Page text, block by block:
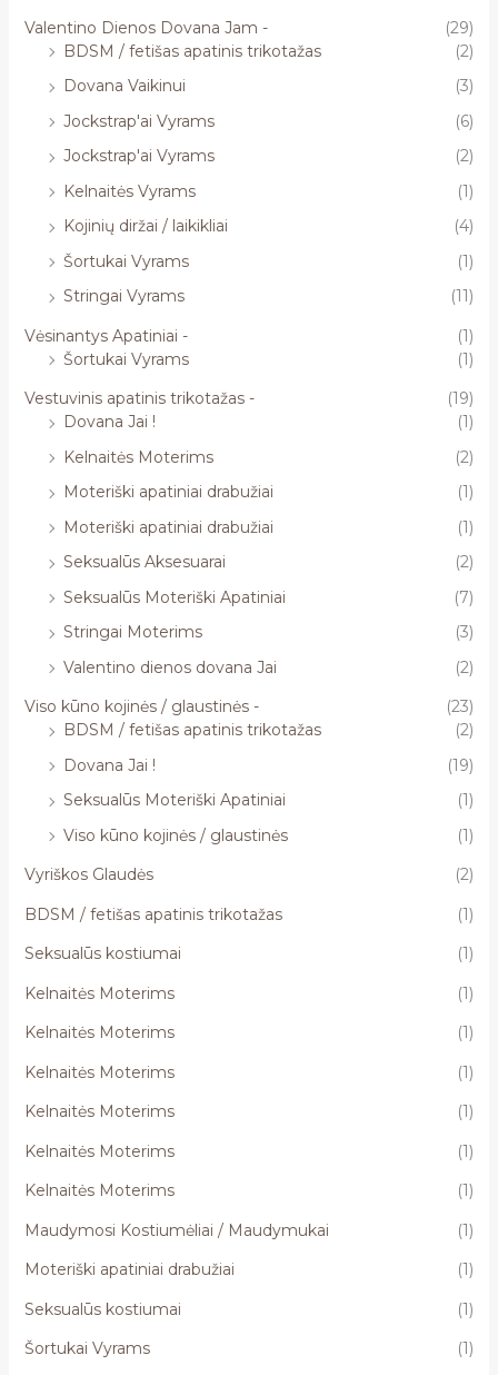
Valentino Dienos Dovana Jam -
(29)
BDSM / fetišas apatinis trikotažas
(2)
Dovana Vaikinui
(3)
Jockstrap'ai Vyrams
(6)
Jockstrap'ai Vyrams
(2)
Kelnaitės Vyrams
(1)
Kojinių diržai / laikikliai
(4)
Šortukai Vyrams
(1)
Stringai Vyrams
(11)
Vėsinantys Apatiniai -
(1)
Šortukai Vyrams
(1)
Vestuvinis apatinis trikotažas -
(19)
Dovana Jai !
(1)
Kelnaitės Moterims
(2)
Moteriški apatiniai drabužiai
(1)
Moteriški apatiniai drabužiai
(1)
Seksualūs Aksesuarai
(2)
Seksualūs Moteriški Apatiniai
(7)
Stringai Moterims
(3)
Valentino dienos dovana Jai
(2)
Viso kūno kojinės / glaustinės -
(23)
BDSM / fetišas apatinis trikotažas
(2)
Dovana Jai !
(19)
Seksualūs Moteriški Apatiniai
(1)
Viso kūno kojinės / glaustinės
(1)
Vyriškos Glaudės
(2)
BDSM / fetišas apatinis trikotažas
(1)
Seksualūs kostiumai
(1)
Kelnaitės Moterims
(1)
Kelnaitės Moterims
(1)
Kelnaitės Moterims
(1)
Kelnaitės Moterims
(1)
Kelnaitės Moterims
(1)
Kelnaitės Moterims
(1)
Maudymosi Kostiumėliai / Maudymukai
(1)
Moteriški apatiniai drabužiai
(1)
Seksualūs kostiumai
(1)
Šortukai Vyrams
(1)